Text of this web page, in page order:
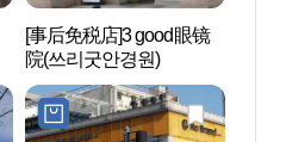
[事后免税店]3 good眼镜
院(쓰리굿안경원)